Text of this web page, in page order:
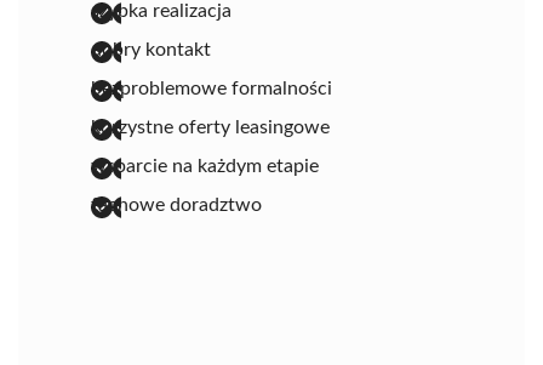
szybka realizacja
dobry kontakt
bezproblemowe formalności
korzystne oferty leasingowe
wsparcie na każdym etapie
fachowe doradztwo